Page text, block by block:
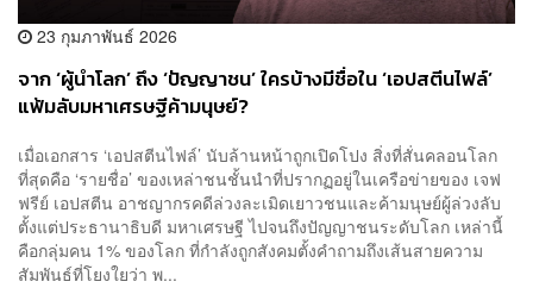
23 กุมภาพันธ์ 2026
จาก ‘ผู้นำโลก’ ถึง ‘ปัญญาชน’ ใครบ้างมีชื่อใน ‘เอปสตีนไฟล์’
แฟ้มลับมหาเศรษฐีค้ามนุษย์?
เมื่อเอกสาร ‘เอปสตีนไฟล์’ นับล้านหน้าถูกเปิดโปง สิ่งที่สั่นคลอนโลก
ที่สุดคือ ‘รายชื่อ’ ของเหล่าชนชั้นนำที่ปรากฏอยู่ในเครือข่ายของ เจฟ
ฟรีย์ เอปสตีน อาชญากรคดีล่วงละเมิดเยาวชนและค้ามนุษย์ผู้ล่วงลับ
ตั้งแต่ประธานาธิบดี มหาเศรษฐี ไปจนถึงปัญญาชนระดับโลก เหล่านี้
คือกลุ่มคน 1% ของโลก ที่กำลังถูกสังคมตั้งคำถามถึงเส้นสายความ
สัมพันธ์ที่โยงใยว่า พ...